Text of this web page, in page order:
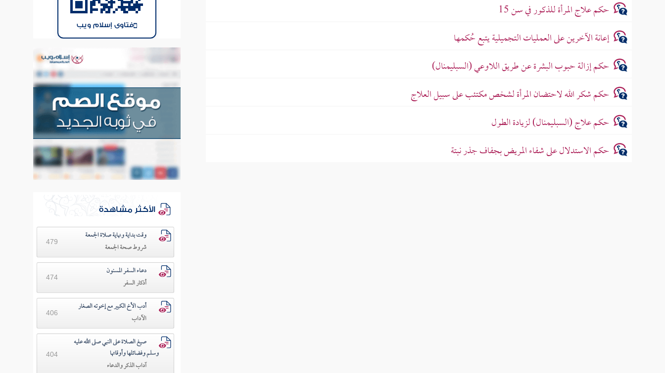
حكم علاج المرأة للذكور في سن 15
إعانة الآخرين على العمليات التجميلية يتبع حُكمها
حكم إزالة حبوب البشرة عن طريق اللاوعي (السبليمنال)
حكم شكر الله لاحتضان المرأة لشخص مكتئب على سبيل العلاج
حكم علاج (السبليمنال) لزيادة الطول
حكم الاستدلال على شفاء المريض بجفاف جذر نبتة
فتاوى إسلام ويب
الأكثر مشاهدة
وقت بداية ونهاية صلاة الجمعة
شروط صحة الجمعة
479
دعـاء السفـر المسنون
أذكار السفر
474
أدب الأخ الكبير مع إخوته الصغار
الآداب
406
صيغ الصلاة على النبي صلى الله عليه
وسلم وفضائلها وأوقاتها
آداب الذكر والدعاء
404